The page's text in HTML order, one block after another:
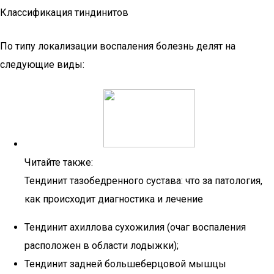
Классификация тиндинитов
По типу локализации воспаления болезнь делят на
следующие виды:
Читайте также:
Тендинит тазобедренного сустава: что за патология,
как происходит диагностика и лечение
Тендинит ахиллова сухожилия (очаг воспаления
расположен в области лодыжки);
Тендинит задней большеберцовой мышцы